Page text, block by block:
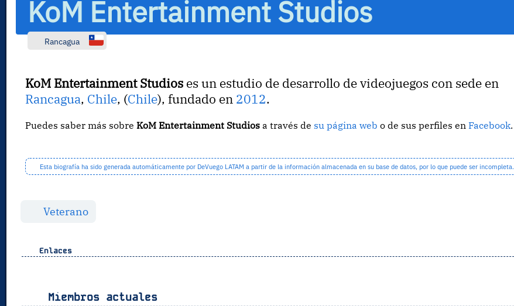
KoM Entertainment Studios
Rancagua
KoM Entertainment Studios es un estudio de desarrollo de videojuegos con sede en
Rancagua, Chile, (Chile), fundado en 2012.
Puedes saber más sobreKoM Entertainment Studios a través de su página web o de sus perfiles enFacebook.
Esta biografía ha sido generada automáticamente por DeVuego LATAM a partir de la información almacenada en su base de datos, por lo que puede ser incompleta.
Veterano
Enlaces
Miembros actuales